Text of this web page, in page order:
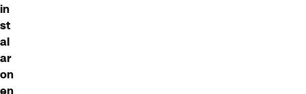
in
st
al
ar
on